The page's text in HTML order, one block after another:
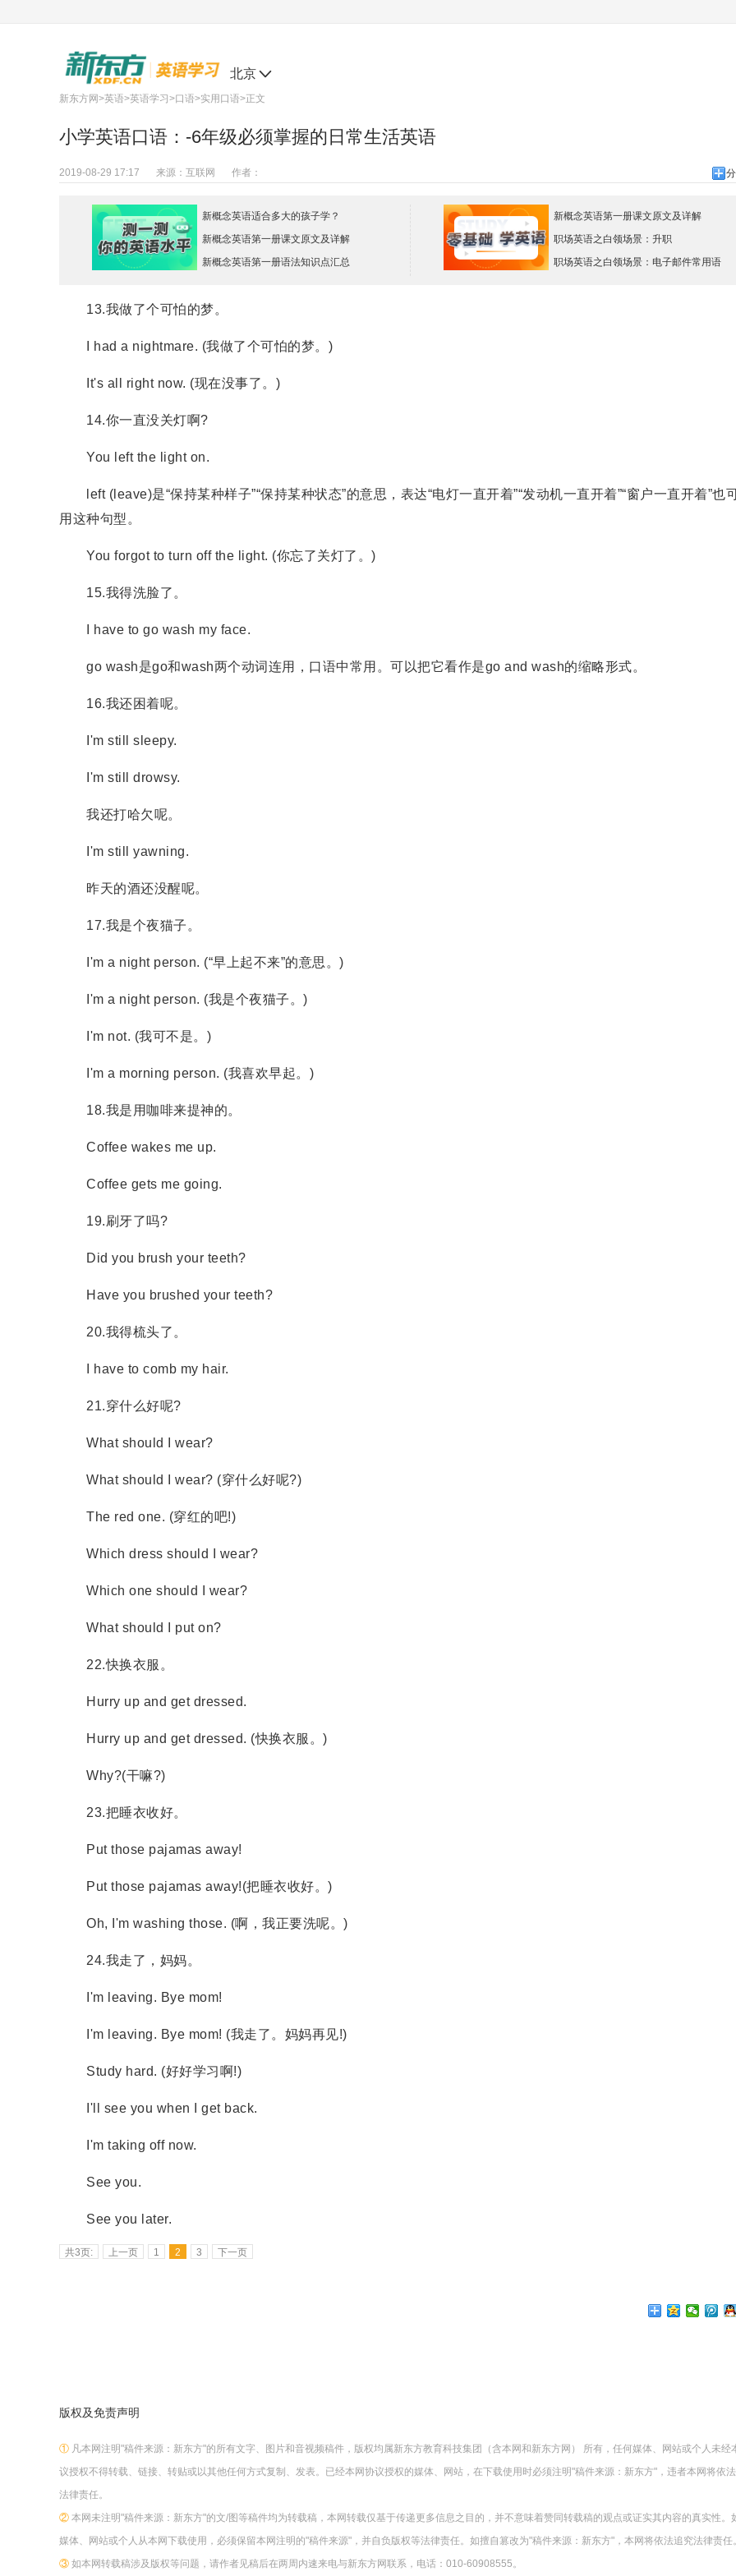
北京
新东方网>英语>英语学习 >口语>实用口语>正文
小学英语口语：-6年级必须掌握的日常生活英语
2019-08-29 17:17 来源： 互联网 作者：
新概念英语适合多大的孩子学？
新概念英语第一册课文原文及详解
新概念英语第一册语法知识点汇总
新概念英语第一册课文原文及详解
职场英语之白领场景：升职
职场英语之白领场景：电子邮件常用语
13.我做了个可怕的梦。
I had a nightmare. (我做了个可怕的梦。)
It's all right now. (现在没事了。)
14.你一直没关灯啊?
You left the light on.
left (leave)是“保持某种样子”“保持某种状态”的意思，表达“电灯一直开着”“发动机一直开着”“窗户一直开着”也
用这种句型。
You forgot to turn off the light. (你忘了关灯了。)
15.我得洗脸了。
I have to go wash my face.
go wash是go和wash两个动词连用，口语中常用。可以把它看作是go and wash的缩略形式。
16.我还困着呢。
I'm still sleepy.
I'm still drowsy.
我还打哈欠呢。
I'm still yawning.
昨天的酒还没醒呢。
17.我是个夜猫子。
I'm a night person. (“早上起不来”的意思。)
I'm a night person. (我是个夜猫子。)
I'm not. (我可不是。)
I'm a morning person. (我喜欢早起。)
18.我是用咖啡来提神的。
Coffee wakes me up.
Coffee gets me going.
19.刷牙了吗?
Did you brush your teeth?
Have you brushed your teeth?
20.我得梳头了。
I have to comb my hair.
21.穿什么好呢?
What should I wear?
What should I wear? (穿什么好呢?)
The red one. (穿红的吧!)
Which dress should I wear?
Which one should I wear?
What should I put on?
22.快换衣服。
Hurry up and get dressed.
Hurry up and get dressed. (快换衣服。)
Why?(干嘛?)
23.把睡衣收好。
Put those pajamas away!
Put those pajamas away!(把睡衣收好。)
Oh, I'm washing those. (啊，我正要洗呢。)
24.我走了，妈妈。
I'm leaving. Bye mom!
I'm leaving. Bye mom! (我走了。妈妈再见!)
Study hard. (好好学习啊!)
I'll see you when I get back.
I'm taking off now.
See you.
See you later.
共3页: 上一页 1 2 3 下一页
版权及免责声明
① 凡本网注明"稿件来源：新东方"的所有文字、图片和音视频稿件，版权均属新东方教育科技集团（含本网和新东方网） 所有，任何媒体、网站或个人未经
议授权不得转载、链接、转贴或以其他任何方式复制、发表。已经本网协议授权的媒体、网站，在下载使用时必须注明"稿件来源：新东方"，违者本网将依
法律责任。
② 本网未注明"稿件来源：新东方"的文/图等稿件均为转载稿，本网转载仅基于传递更多信息之目的，并不意味着赞同转载稿的观点或证实其内容的真实性。
媒体、网站或个人从本网下载使用，必须保留本网注明的"稿件来源"，并自负版权等法律责任。如擅自篡改为"稿件来源：新东方"，本网将依法追究法律责任
③ 如本网转载稿涉及版权等问题，请作者见稿后在两周内速来电与新东方网联系，电话：010-60908555。